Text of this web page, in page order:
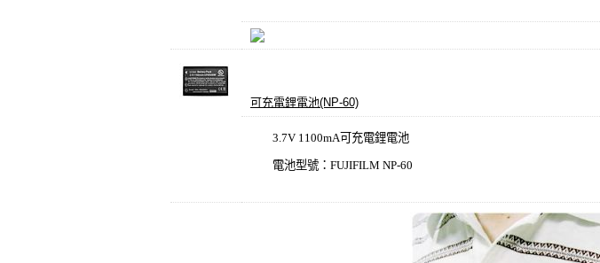
可充電鋰電池(NP-60)
3.7V 1100mA可充電鋰電池
電池型號： FUJIFILM NP-60